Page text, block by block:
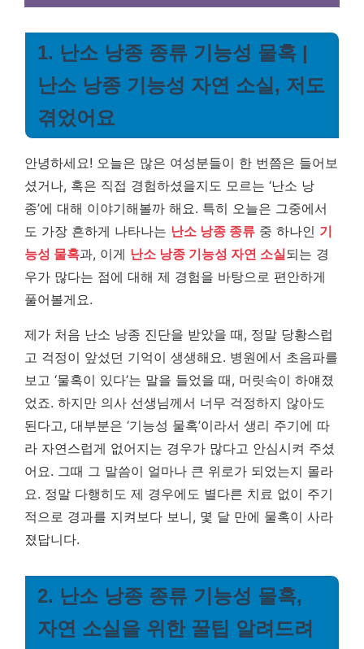
1. 난소 낭종 종류 기능성 물혹 |
난소 낭종 기능성 자연 소실, 저도
겪었어요
안녕하세요! 오늘은 많은 여성분들이 한 번쯤은 들어보
셨거나, 혹은 직접 경험하셨을지도 모르는 ‘난소 낭
종’에 대해 이야기해볼까 해요. 특히 오늘은 그중에서
도 가장 흔하게 나타나는 난소 낭종 종류 중 하나인 기
능성 물혹과, 이게 난소 낭종 기능성 자연 소실되는 경
우가 많다는 점에 대해 제 경험을 바탕으로 편안하게
풀어볼게요.
제가 처음 난소 낭종 진단을 받았을 때, 정말 당황스럽
고 걱정이 앞섰던 기억이 생생해요. 병원에서 초음파를
보고 ‘물혹이 있다’는 말을 들었을 때, 머릿속이 하얘졌
었죠. 하지만 의사 선생님께서 너무 걱정하지 않아도
된다고, 대부분은 ‘기능성 물혹’이라서 생리 주기에 따
라 자연스럽게 없어지는 경우가 많다고 안심시켜 주셨
어요. 그때 그 말씀이 얼마나 큰 위로가 되었는지 몰라
요. 정말 다행히도 제 경우에도 별다른 치료 없이 주기
적으로 경과를 지켜보다 보니, 몇 달 만에 물혹이 사라
졌답니다.
2. 난소 낭종 종류 기능성 물혹,
자연 소실을 위한 꿀팁 알려드려